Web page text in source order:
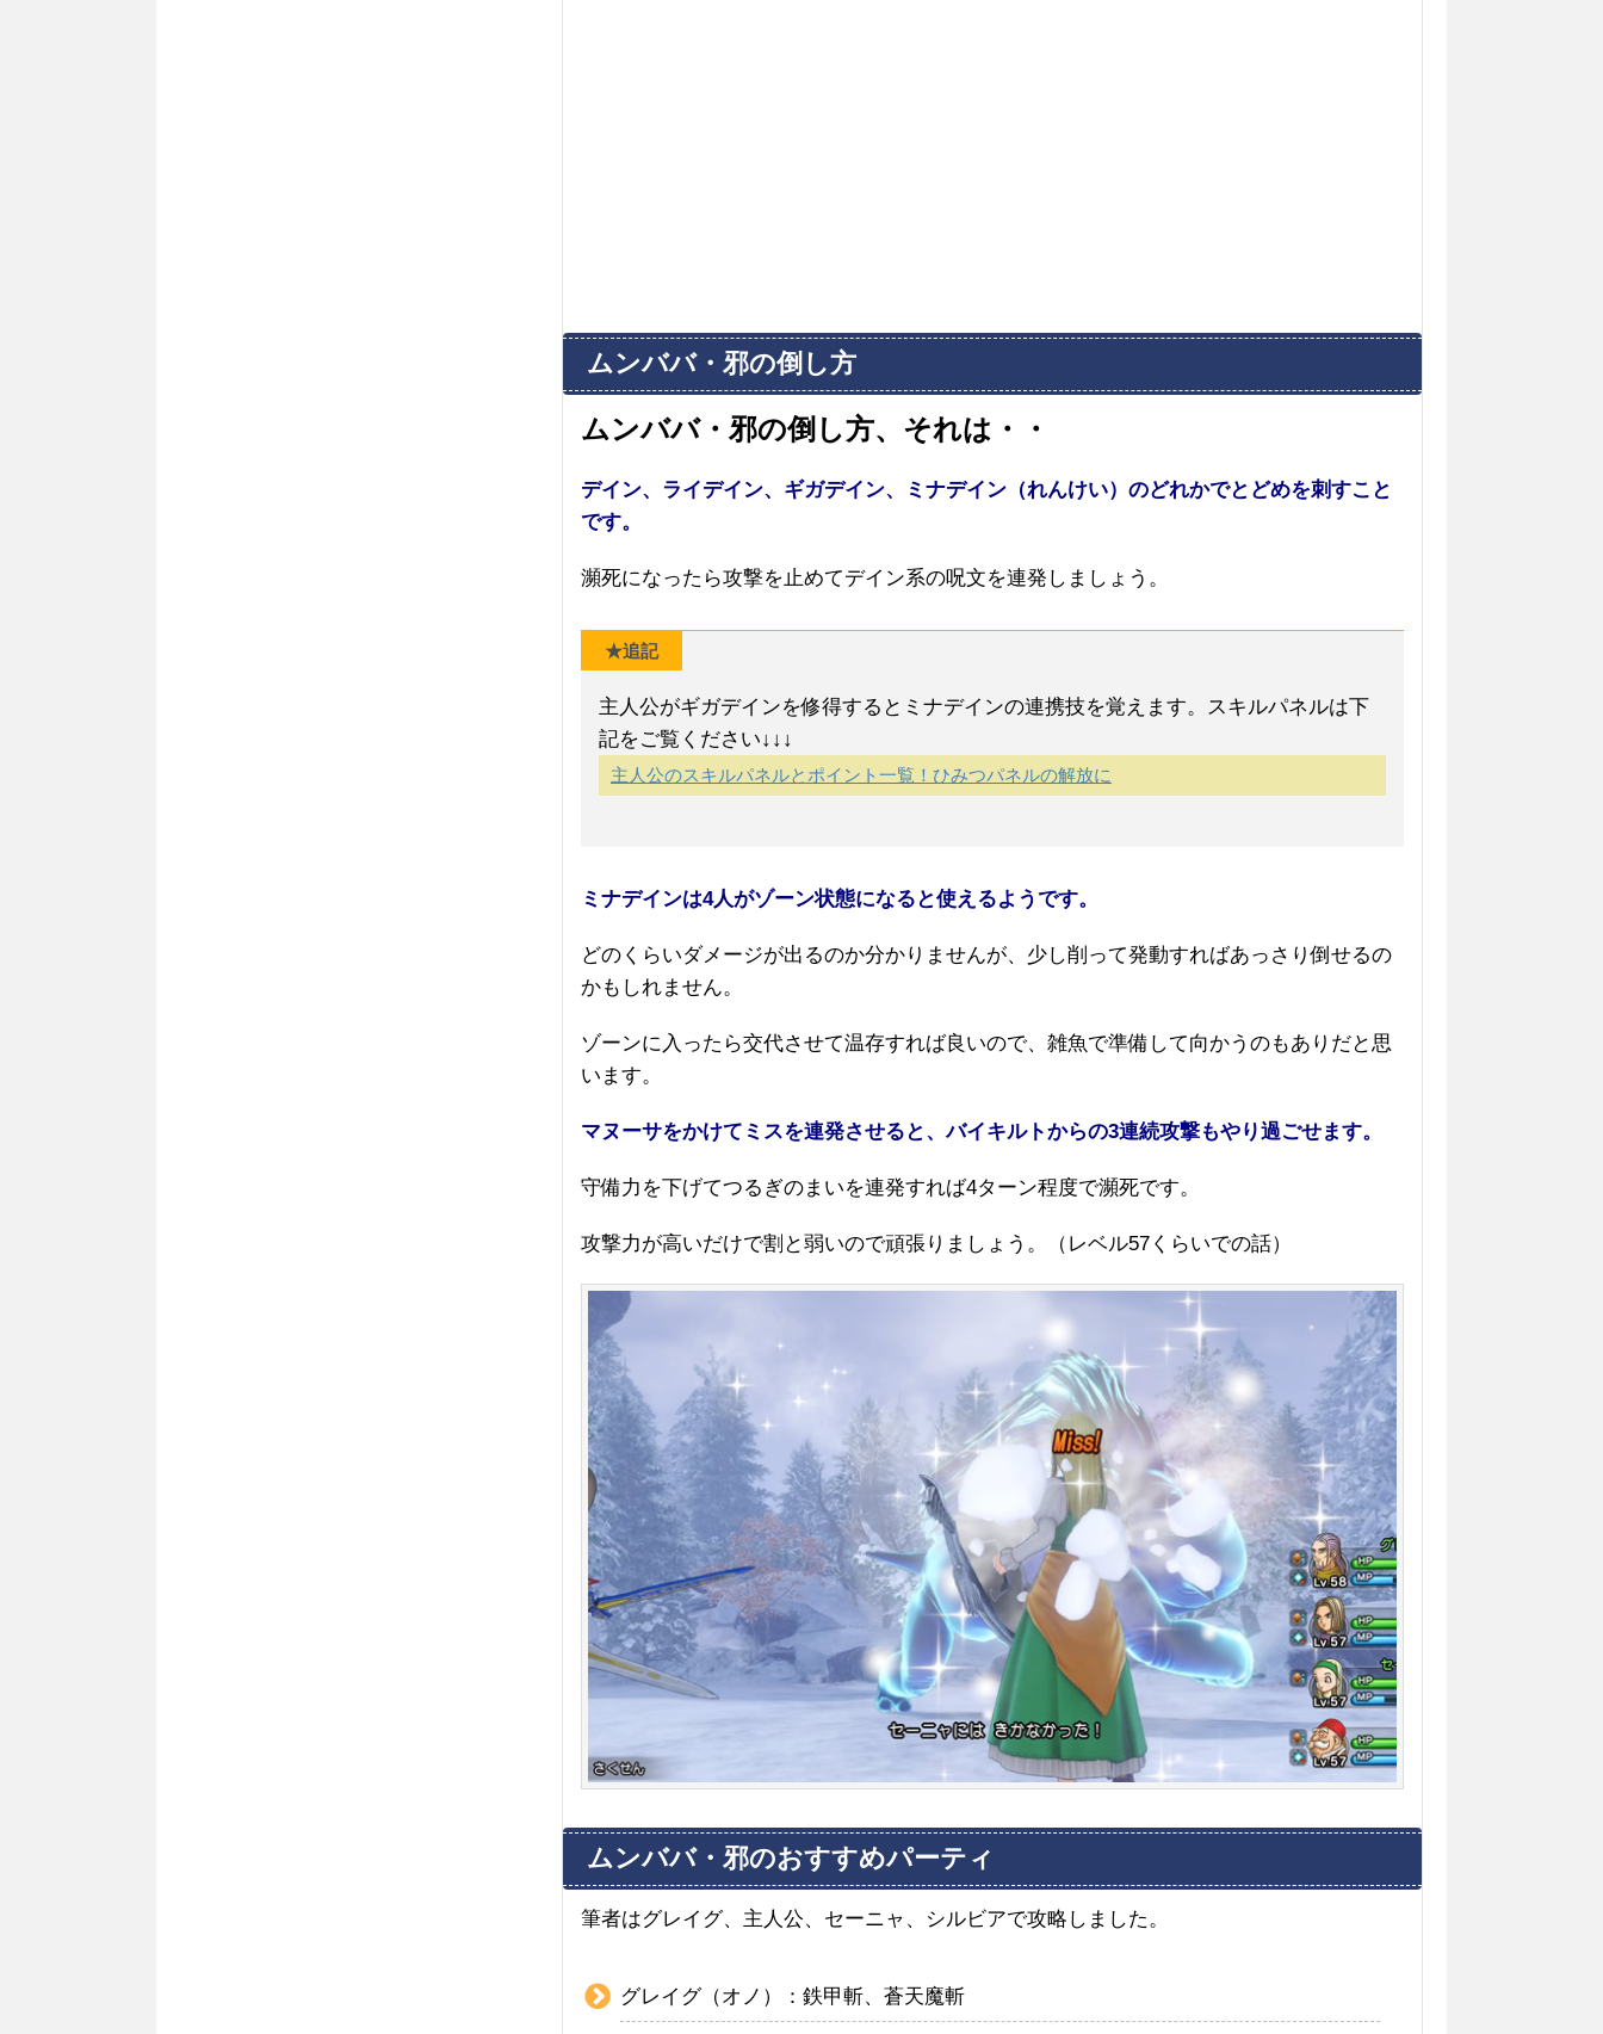
ムンババ・邪の倒し方
ムンババ・邪の倒し方、それは・・
デイン、ライデイン、ギガデイン、ミナデイン（れんけい）のどれかでとどめを刺すこと
です。
瀕死になったら攻撃を止めてデイン系の呪文を連発しましょう。
★追記
主人公がギガデインを修得するとミナデインの連携技を覚えます。スキルパネルは下
記をご覧ください↓↓↓
主人公のスキルパネルとポイント一覧！ひみつパネルの解放に
ミナデインは4人がゾーン状態になると使えるようです。
どのくらいダメージが出るのか分かりませんが、少し削って発動すればあっさり倒せるの
かもしれません。
ゾーンに入ったら交代させて温存すれば良いので、雑魚で準備して向かうのもありだと思
います。
マヌーサをかけてミスを連発させると、バイキルトからの3連続攻撃もやり過ごせます。
守備力を下げてつるぎのまいを連発すれば4ターン程度で瀕死です。
攻撃力が高いだけで割と弱いので頑張りましょう。（レベル57くらいでの話）
ムンババ・邪のおすすめパーティ
筆者はグレイグ、主人公、セーニャ、シルビアで攻略しました。
グレイグ（オノ）：鉄甲斬、蒼天魔斬